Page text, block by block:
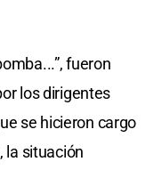
fueron
los dirigentes
se hicieron cargo
la situación